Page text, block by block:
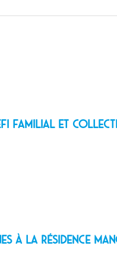
défi familial et
à la résidence